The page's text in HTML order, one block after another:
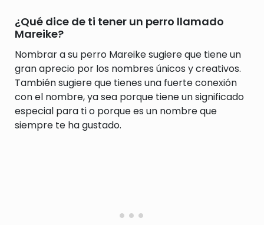
¿Qué dice de ti tener un perro llamado
Mareike?
Nombrar a su perro Mareike sugiere que tiene un
gran aprecio por los nombres únicos y creativos.
También sugiere que tienes una fuerte conexión
con el nombre, ya sea porque tiene un significado
especial para ti o porque es un nombre que
siempre te ha gustado.